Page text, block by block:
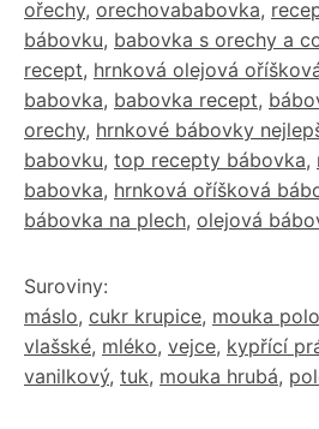
ořechy, orechovababovka,
bábovku, babovka s orechy a
recept, hrnková olejová
babovka, babovka recept,
orechy, hrnkové bábovky
babovku, top recepty bábovka,
babovka, hrnková oříšková
bábovka na plech, olejová
Suroviny:
máslo, cukr krupice, mouka
vlašské, mléko, vejce, kypřící
vanilkový, tuk, mouka hrubá,